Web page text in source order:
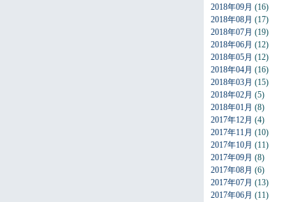
2018年09月 (16)
2018年08月 (17)
2018年07月 (19)
2018年06月 (12)
2018年05月 (12)
2018年04月 (16)
2018年03月 (15)
2018年02月 (5)
2018年01月 (8)
2017年12月 (4)
2017年11月 (10)
2017年10月 (11)
2017年09月 (8)
2017年08月 (6)
2017年07月 (13)
2017年06月 (11)